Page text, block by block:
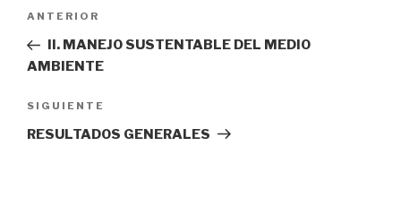
entradas
Entrada
anterior:
ANTERIOR
II. MANEJO SUSTENTABLE DEL MEDIO
AMBIENTE
Siguiente
entrada
SIGUIENTE
RESULTADOS GENERALES